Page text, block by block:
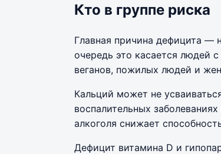
Кто в группе риска
Главная причина дефицита —
очередь это касается людей
веганов, пожилых людей и
Кальций может не
воспалительных
алкоголя снижает
Дефицит витамина D и